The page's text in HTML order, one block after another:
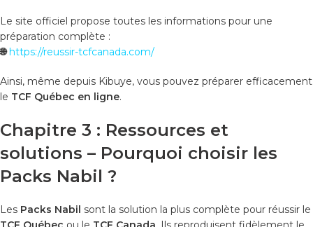
Le site officiel propose toutes les informations pour une
préparation complète :
🌐 https://reussir-tcfcanada.com/
Ainsi, même depuis Kibuye, vous pouvez préparer efficacement
le TCF Québec en ligne.
Chapitre 3 : Ressources et
solutions – Pourquoi choisir les
Packs Nabil ?
Les Packs Nabil sont la solution la plus complète pour réussir le